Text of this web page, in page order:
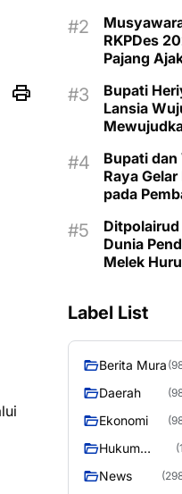
RKPDes
Pajang
Kebutuhan
Bupati
Lansia
Bupati
Raya
pada
Dunia
Melek
Label List
Berita Mura
Daerah
Ekonomi
Hukum
News